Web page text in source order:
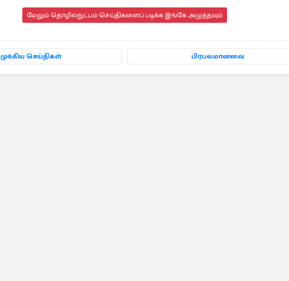
மேலும் தொழில்நுட்பம் செய்திகளைப் படிக்க இங்கே அழுத்தவும்
முக்கிய செய்திகள் பிரபலமானவை